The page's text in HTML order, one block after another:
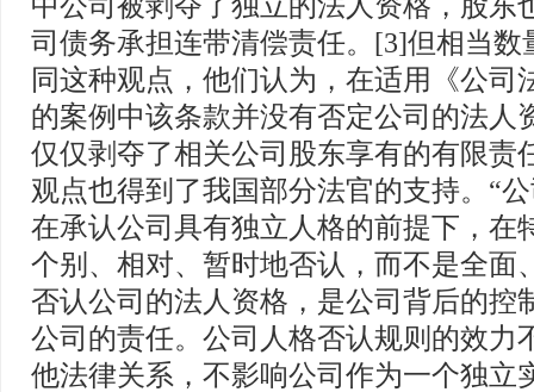
司债务承担连带清偿责任。[3]但相当数
同这种观点，他们认为，在适用《公司
的案例中该条款并没有否定公司的法人
仅仅剥夺了相关公司股东享有的有限责
观点也得到了我国部分法官的支持。“
在承认公司具有独立人格的前提下，在
个别、相对、暂时地否认，而不是全面
否认公司的法人资格，是公司背后的控
公司的责任。公司人格否认规则的效力
他法律关系，不影响公司作为一个独立